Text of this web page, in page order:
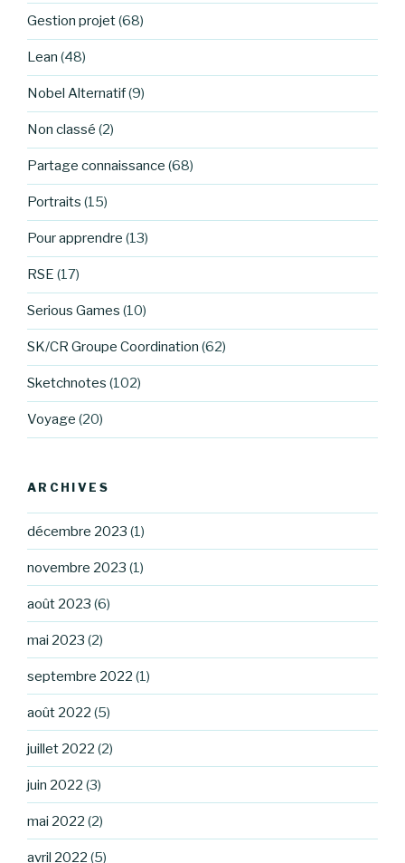
Gestion projet(68)
Lean (48)
Nobel Alternatif(9)
Non classé (2)
Partage connaissance (68)
Portraits (15)
Pour apprendre (13)
RSE (17)
Serious Games (10)
SK/CR Groupe Coordination (62)
Sketchnotes (102)
Voyage (20)
ARCHIVES
décembre 2023 (1)
novembre 2023 (1)
août 2023 (6)
mai 2023 (2)
septembre 2022 (1)
août 2022 (5)
juillet 2022 (2)
juin 2022 (3)
mai 2022 (2)
avril 2022 (5)